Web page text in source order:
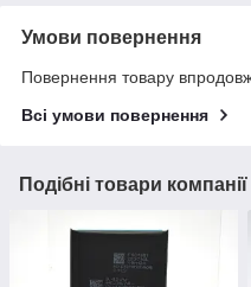
Умови повернення
Повернення товару
Всі умови повернення
Подібні товари компанії